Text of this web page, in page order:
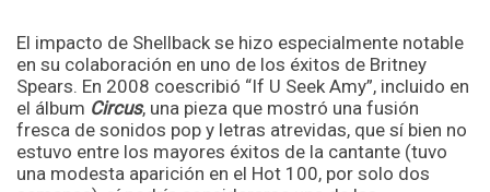
El impacto de Shellback se hizo especialmente notable
en su colaboración en uno de los éxitos de Britney
Spears. En 2008 coescribió “If U Seek Amy”, incluido en
el álbum Circus, una pieza que mostró una fusión
fresca de sonidos pop y letras atrevidas, que sí bien no
estuvo entre los mayores éxitos de la cantante (tuvo
una modesta aparición en el Hot 100, por solo dos